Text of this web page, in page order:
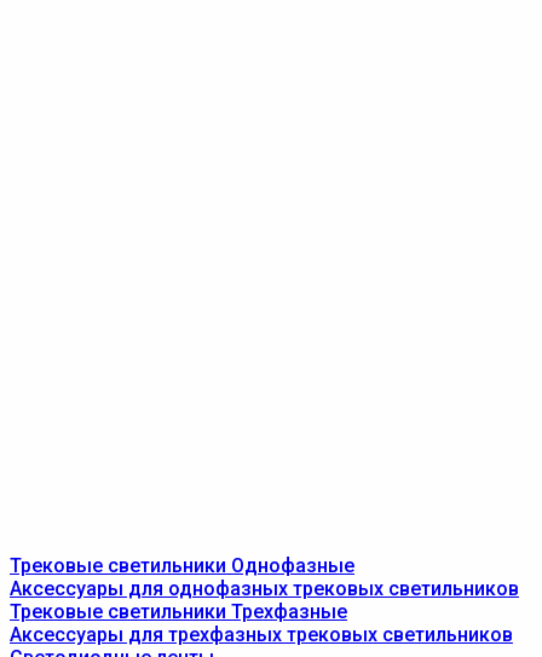
Трековые светильники Однофазные
Аксессуары для однофазных трековых светильников
Трековые светильники Трехфазные
Аксессуары для трехфазных трековых светильников